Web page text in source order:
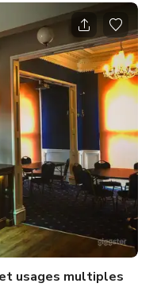
confort et
boutique au style
de vacances, ainsi qu'un
— parfaits pour
usages multiples